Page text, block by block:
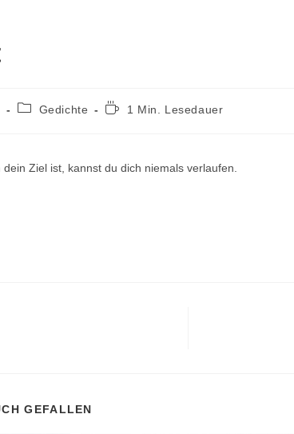
Gedichte 1 Min. Lesedauer
Ziel ist, kannst du dich niemals verlaufen.
GEFALLEN